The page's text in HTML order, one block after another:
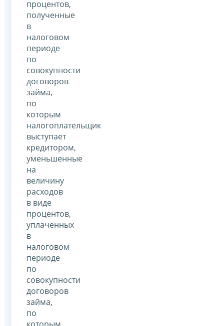
процентов,
полученные
в
налоговом
периоде
по
совокупности
договоров
займа,
по
которым
налогоплательщик
выступает
кредитором,
уменьшенные
на
величину
расходов
в виде
процентов,
уплаченных
в
налоговом
периоде
по
совокупности
договоров
займа,
по